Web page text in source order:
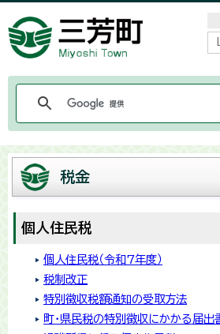
税金
個人住民税
個人住民税（令和7年度）
税制改正
特別徴収税額通知の受取方法
町・県民税の特別徴収にかかる届出